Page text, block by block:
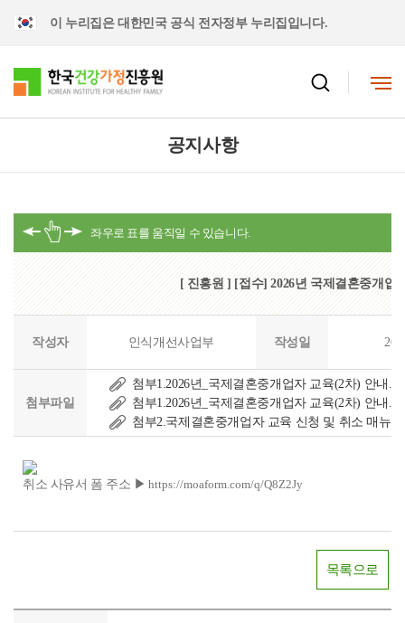
이 누리집은 대한민국 공식 전자정부 누리집입니다.
공지사항
[ 진흥원 ] [접수] 2026년 국제결혼중개업
작성자 인식개선사업부 작성일
첨부파일
첨부1.2026년_국제결혼중개업자 교육(2차) 안내
첨부1.2026년_국제결혼중개업자 교육(2차) 안내
첨부2.국제결혼중개업자 교육 신청 및 취소 매뉴얼
취소 사유서 폼 주소 ▶ https://moaform.com/q/Q8Z2Jy
목록으로